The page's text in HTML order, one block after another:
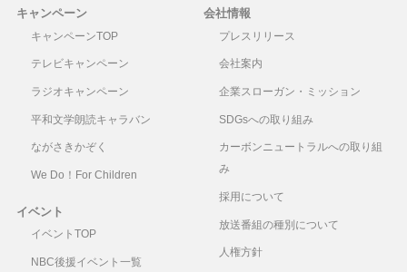
キャンペーン
キャンペーンTOP
テレビキャンペーン
ラジオキャンペーン
平和文学朗読キャラバン
ながさきかぞく
We Do！For Children
イベント
イベントTOP
NBC後援イベント一覧
会社情報
プレスリリース
会社案内
企業スローガン・ミッション
SDGsへの取り組み
カーボンニュートラルへの取り組
み
採用について
放送番組の種別について
人権方針